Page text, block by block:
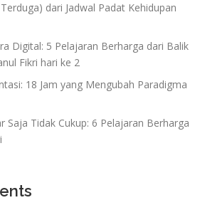
dari Jadwal Padat Kehidupan
Digital: 5 Pelajaran Berharga dari Balik
Fikri hari ke 2
18 Jam yang Mengubah Paradigma
Saja Tidak Cukup: 6 Pelajaran Berharga